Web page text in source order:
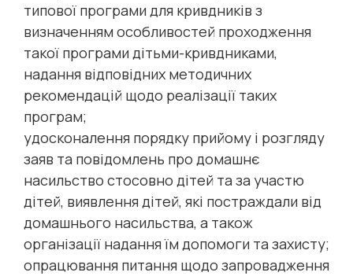
типової програми для кривдників з
визначенням особливостей проходження
такої програми дітьми-кривдниками,
надання відповідних методичних
рекомендацій щодо реалізації таких
програм;
удосконалення порядку прийому і розгляду
заяв та повідомлень про домашнє
насильство стосовно дітей та за участю
дітей, виявлення дітей, які постраждали від
домашнього насильства, а також
організації надання їм допомоги та захисту;
опрацювання питання щодо запровадження